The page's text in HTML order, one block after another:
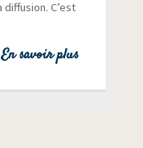
C’est
En savoir plus